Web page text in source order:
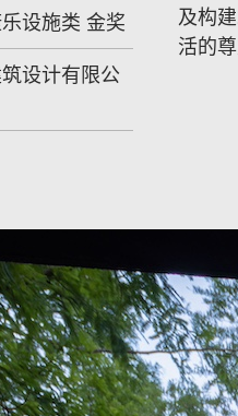
设施类 金奖
设计有限公
及构
活的